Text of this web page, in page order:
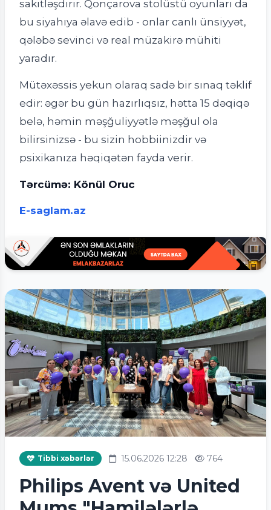
sakitləşdirir. Qonçarova stolüstü oyunları da
bu siyahıya əlavə edib - onlar canlı ünsiyyət,
qələbə sevinci və real müzakirə mühiti
yaradır.
Mütəxəssis yekun olaraq sadə bir sınaq təklif
edir: əgər bu gün hazırlıqsız, hətta 15 dəqiqə
belə, həmin məşğuliyyətlə məşğul ola
bilirsinizsə - bu sizin hobbiinizdir və
psixikanıza həqiqətən fayda verir.
Tərcümə: Könül Oruc
E-saglam.az
Tibbi xəbərlər 15.06.2026 12:28 764
Philips Avent və United